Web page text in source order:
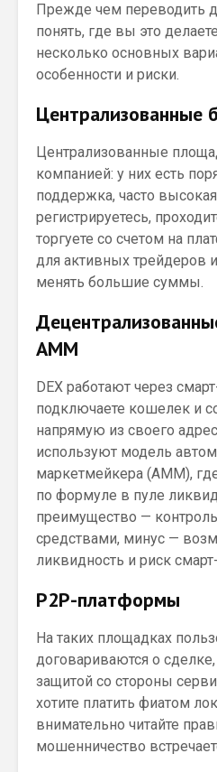
Прежде чем переводить
понять, где вы это
несколько основных
особенности и риски.
Централизованные
Централизованные
компанией: у них есть
поддержка, часто
регистрируетесь,
торгуете со счетом на
для активных трейдеров
менять большие суммы.
AMM
DEX работают через
подключаете кошелек и
напрямую из своего
используют модель
маркетмейкера (AMM),
по формуле в пуле
преимущество —
средствами, минус —
ликвидность и риск
P2P-платформы
На таких площадках
договариваются о
защитой со стороны
хотите платить фиатом
внимательно читайте
мошенничество